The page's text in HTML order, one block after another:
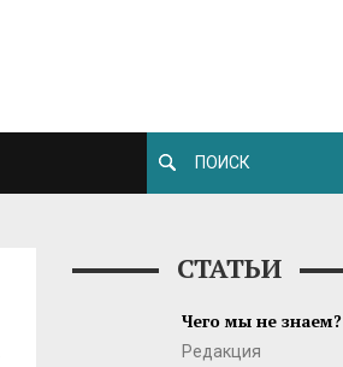
СТАТЬИ
Чего мы не знаем?
Редакция